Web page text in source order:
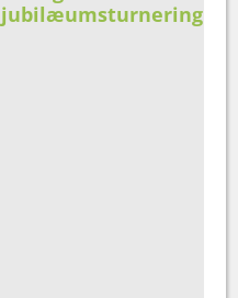
jubilæumsturnering